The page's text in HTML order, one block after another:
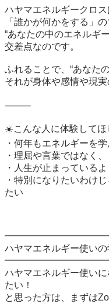
ハヤマエネルギークロス
「誰かが何かをする」の
“あなたの中のエネルギ
交差点なのです。
ふれることで、“あなた
それが身体や感情や現
⸻
☀️こんな人に体験してほ
・何年もエネルギーを
・理屈や言葉ではなく
・人生が止まっている
・特別になりたいわけ
たい
ハヤマエネルギー使い
ハヤマエネルギー使い
たい！
と思った方は、まずは